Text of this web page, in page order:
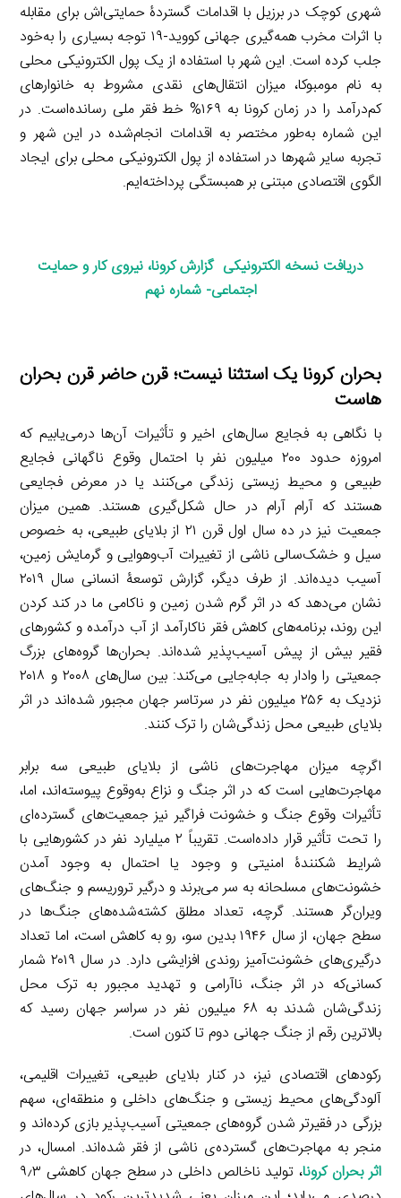
شهری کوچک در برزیل با اقدامات گستردۀ حمایتی‌اش برای مقابله
با اثرات مخرب همه‌گیری جهانی کووید-۱۹ توجه بسیاری را به‌خود
جلب کرده است. این شهر با استفاده از یک پول الکترونیکی محلی
به نام مومبوکا، میزان انتقال‌های نقدی مشروط به خانوارهای
کم‌درآمد را در زمان کرونا به ۱۶۹% خط فقر ملی رسانده‌است. در
این شماره به‌طور مختصر به اقدامات انجام‌شده در این شهر و
تجربه سایر شهرها در استفاده از پول الکترونیکی محلی برای ایجاد
الگوی اقتصادی مبتنی بر همبستگی پرداخته‌ایم.
دریافت نسخه الکترونیکی گزارش کرونا، نیروی کار و حمایت
اجتماعی- شماره نهم
بحران کرونا یک استثنا نیست؛ قرن حاضر قرن بحران
هاست
با نگاهی به فجایع سال‌های اخیر و تأثیرات آن‌ها درمی‌یابیم که
امروزه حدود ۲۰۰ میلیون نفر با احتمال وقوع ناگهانی فجایع
طبیعی و محیط زیستی زندگی می‌کنند یا در معرض فجایعی
هستند که آرام آرام در حال شکل‌گیری هستند. همین میزان
جمعیت نیز در ده سال اول قرن ۲۱ از بلایای طبیعی، به خصوص
سیل و خشک‌سالی ناشی از تغییرات آب‌و‌هوایی و گرمایش زمین،
آسیب دیده‌اند. از طرف دیگر، گزارش توسعۀ انسانی سال ۲۰۱۹
نشان می‌دهد که در اثر گرم شدن زمین و ناکامی ما در کند کردن
این روند، برنامه‌های کاهش فقر ناکارآمد از آب درآمده و کشورهای
فقیر بیش از پیش آسیب‌پذیر شده‌اند. بحران‌ها گروه‌های بزرگ
جمعیتی را وادار به جابه‌جایی می‌کند: بین سال‌های ۲۰۰۸ و ۲۰۱۸
نزدیک به ۲۵۶ میلیون نفر در سرتاسر جهان مجبور شده‌اند در اثر
بلایای طبیعی محل زندگی‌شان را ترک کنند.
اگرچه میزان مهاجرت‌های ناشی از بلایای طبیعی سه برابر
مهاجرت‌هایی است که در اثر جنگ‌ و نزاع به‌وقوع پیوسته‌اند، اما،
تأثیرات وقوع جنگ و خشونت فراگیر نیز جمعیت‌های گسترده‌ای
را تحت تأثیر قرار داده‌است. تقریباً ۲ میلیارد نفر در کشورهایی با
شرایط شکنندۀ امنیتی و وجود یا احتمال به وجود آمدن
خشونت‌های مسلحانه به سر می‌برند و درگیر تروریسم و جنگ‌های
ویران‌گر هستند. گرچه، تعداد مطلق کشته‌شده‌های جنگ‌ها در
سطح جهان، از سال ۱۹۴۶ بدین سو، رو به کاهش است، اما تعداد
درگیری‌های خشونت‌آمیز روندی افزایشی دارد. در سال ۲۰۱۹ شمار
کسانی‌که در اثر جنگ، ناآرامی و تهدید مجبور به ترک محل
زندگی‌شان شدند به ۶۸ میلیون نفر در سراسر جهان رسید که
بالاترین رقم از جنگ جهانی دوم تا کنون است.
رکودهای اقتصادی نیز، در کنار بلایای طبیعی، تغییرات اقلیمی،
آلودگی‌های محیط زیستی و جنگ‌های داخلی و منطقه‌ای، سهم
بزرگی در فقیرتر شدن گروه‌های جمعیتی آسیب‌پذیر بازی کرده‌اند و
منجر به مهاجرت‌های گسترده‌ی ناشی از فقر شده‌اند. امسال، در
اثر بحران کرونا
، تولید ناخالص داخلی در سطح جهان کاهشی ۹٫۳